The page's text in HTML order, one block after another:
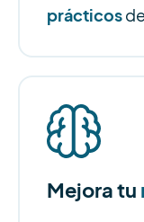
prácticos
Mejora tu